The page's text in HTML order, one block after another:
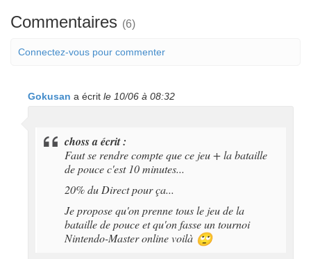
Commentaires (6)
Connectez-vous pour commenter
Gokusan a écrit le 10/06 à 08:32
choss a écrit :
Faut se rendre compte que ce jeu + la bataille
de pouce c'est 10 minutes...
20% du Direct pour ça...
Je propose qu'on prenne tous le jeu de la
bataille de pouce et qu'on fasse un tournoi
Nintendo-Master online voilà 🙄